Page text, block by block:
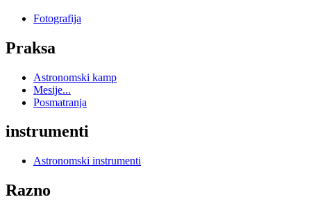
Fotografija
Praksa
Astronomski kamp
Mesije...
Posmatranja
instrumenti
Astronomski instrumenti
Razno